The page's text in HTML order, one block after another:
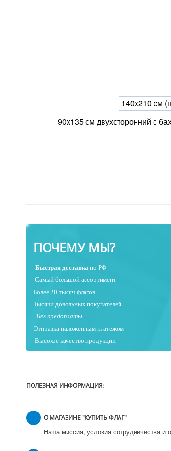
140x210 см
90х135 см двухсторонний с
ПОЧЕМУ МЫ?
Быстрая доставка по РФ
Самый большой ассортимент
Более 20 тысяч флагов
Тысячи довольных покупателей
Без предоплаты
Отправка наложенным платежом
Высокое качество продукции
ПОЛЕЗНАЯ ИНФОРМАЦИЯ:
О МАГАЗИНЕ "КУПИТЬ ФЛАГ"
Наша миссия, условия сотрудничества и